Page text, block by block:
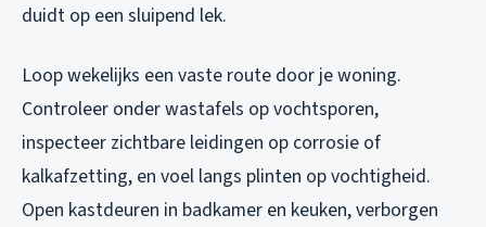
duidt op een sluipend lek.
Loop wekelijks een vaste route door je woning.
Controleer onder wastafels op vochtsporen,
inspecteer zichtbare leidingen op corrosie of
kalkafzetting, en voel langs plinten op vochtigheid.
Open kastdeuren in badkamer en keuken, verborgen